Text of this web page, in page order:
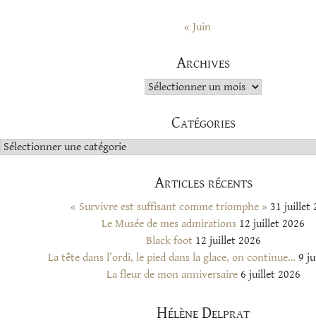
« Juin
Archives
Archives
Catégories
Catégories
Articles récents
« Survivre est suffisant comme triomphe » 31 juillet
Le Musée de mes admirations 12 juillet 2026
Black foot 12 juillet 2026
La tête dans l’ordi, le pied dans la glace, on continue… 9
La fleur de mon anniversaire 6 juillet 2026
Hélène Delprat